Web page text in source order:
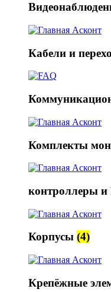
Кабели и
Комплекты
контроллеры
Корпусы (4)
Крепёжные